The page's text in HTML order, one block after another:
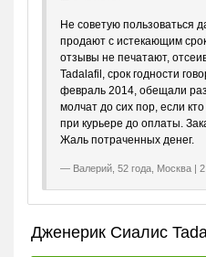
Не советую пользоваться
продают с истекающим
отзывы не печатают,
Tadalafil, срок годности
февраль 2014, обещали
молчат до сих пор, если
при курьере до оплаты.
Жаль потраченных денег.
Валерий, 52 года, Москва |
Дженерик Сиалис